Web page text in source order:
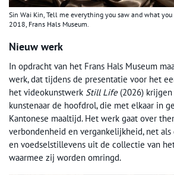
Sin Wai Kin, Tell me everything you saw and what
2018, Frans Hals Museum.
Nieuw werk
In opdracht van het Frans Hals Museum
werk, dat tijdens de presentatie voor het
het videokunstwerk Still Life (2026)
kunstenaar de hoofdrol, die met elkaar in
Kantonese maaltijd. Het werk gaat over
verbondenheid en vergankelijkheid, net als
en voedselstillevens uit de collectie van
waarmee zij worden omringd.